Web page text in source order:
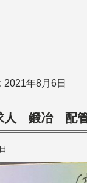
2021年8月6日
人 鍛冶 配